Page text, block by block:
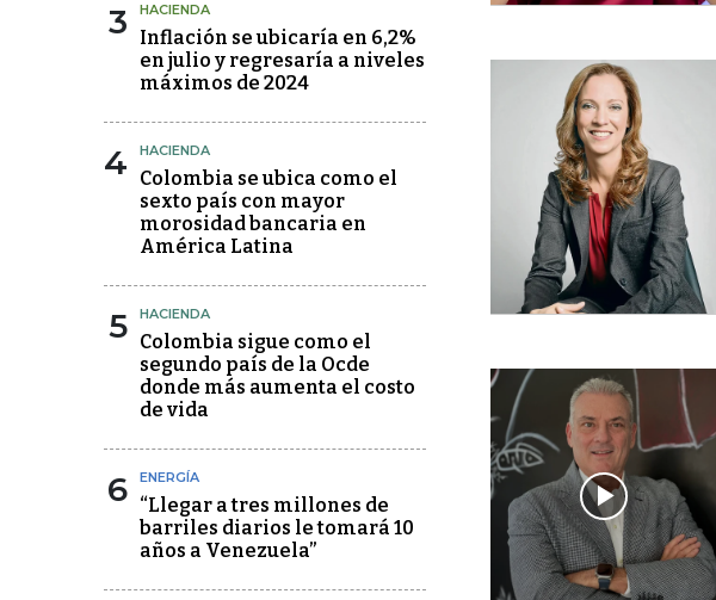
3 HACIENDA
Inflación se ubicaría en 6,2%
en julio y regresaría a niveles
máximos de 2024
4 HACIENDA
Colombia se ubica como el
sexto país con mayor
morosidad bancaria en
América Latina
5 HACIENDA
Colombia sigue como el
segundo país de la Ocde
donde más aumenta el costo
de vida
6 ENERGÍA
“Llegar a tres millones de
barriles diarios le tomará 10
años a Venezuela”